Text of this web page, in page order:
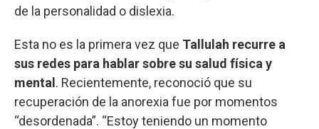
de la personalidad o dislexia.
Esta no es la primera vez que Tallulah recurre a
sus redes para hablar sobre su salud física y
mental . Recientemente, reconoció que su
recuperación de la anorexia fue por momentos
“desordenada”. “Estoy teniendo un momento